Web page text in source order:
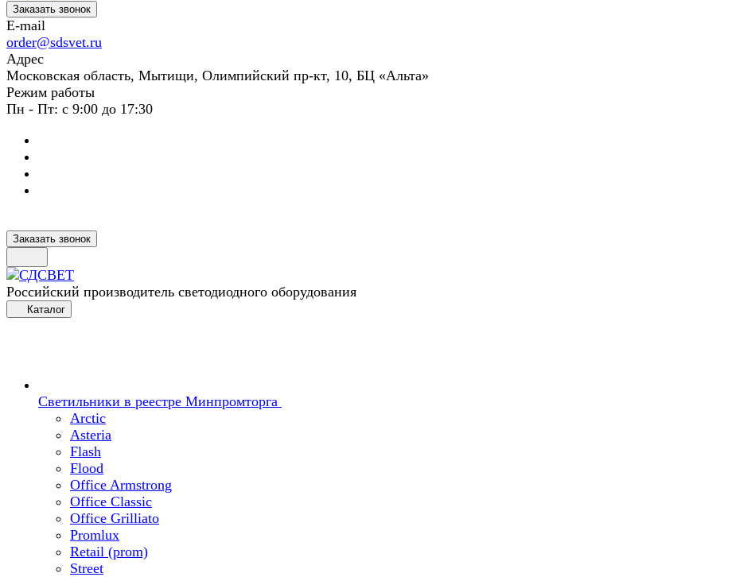
Заказать звонок
E-mail
order@sdsvet.ru
Адрес
Московская область, Мытищи, Олимпийский пр-кт, 10, БЦ «Альта»
Режим работы
Пн - Пт: с 9:00 до 17:30
Заказать звонок
Российский производитель светодиодного оборудования
Каталог
Светильники в реестре Минпромторга
Arctic
Asteria
Flash
Flood
Office Armstrong
Office Classic
Office Grilliato
Promlux
Retail (prom)
Street